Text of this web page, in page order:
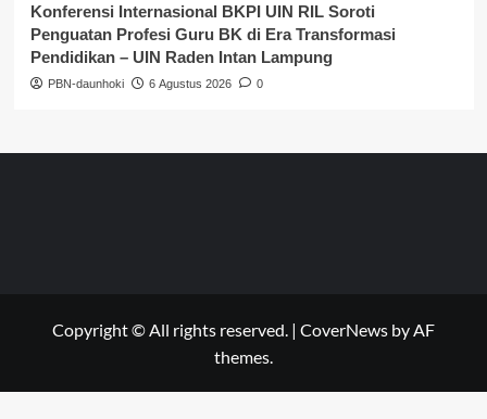
Konferensi Internasional BKPI UIN RIL Soroti
Penguatan Profesi Guru BK di Era Transformasi
Pendidikan – UIN Raden Intan Lampung
PBN-daunhoki 6 Agustus 2026 0
Copyright © All rights reserved. | CoverNews by AF
themes.